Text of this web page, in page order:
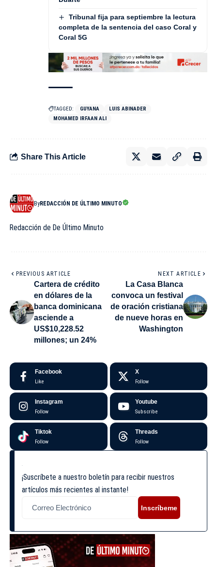
Tribunal fija para septiembre la lectura
completa de la sentencia del caso Coral y
Coral 5G
TAGGED: GUYANA
LUIS ABINADER
MOHAMED IRFAAN ALI
Share This Article
ByREDACCIÓN DE ÚLTIMO MINUTO
Redacción de De Último Minuto
PREVIOUS ARTICLE
Cartera de crédito
en dólares de la
banca dominicana
asciende a
US$10,228.52
millones; un 24%
NEXT ARTICLE
La Casa Blanca
convoca un festival
de oración cristiana
de nueve horas en
Washington
Facebook
Like
X
Follow
Instagram
Follow
Youtube
Subscribe
Tiktok
Follow
Threads
Follow
¡Suscríbete a nuestro boletín para recibir nuestros
artículos más recientes al instante!
Inscríbeme